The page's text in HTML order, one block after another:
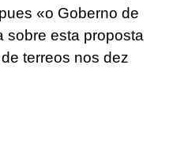
«o Goberno de
sobre esta proposta
terreos nos dez